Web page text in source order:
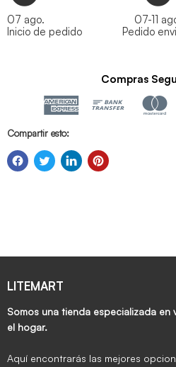
07 ago.
Inicio de pedido
07-11
Pedido
Compras
Compartir esto:
LITEMART
Somos una tienda especializada en
el hogar.
Aquí encontrarás las mejores